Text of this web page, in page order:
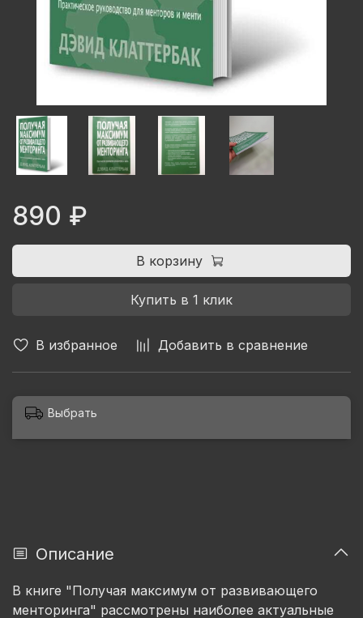
В избранное Добавить в сравнение
890 ₽
В корзину
Купить в 1 клик
Выбрать
Описание
В книге "Получая максимум от развивающего
менторинга" рассмотрены наиболее актуальные